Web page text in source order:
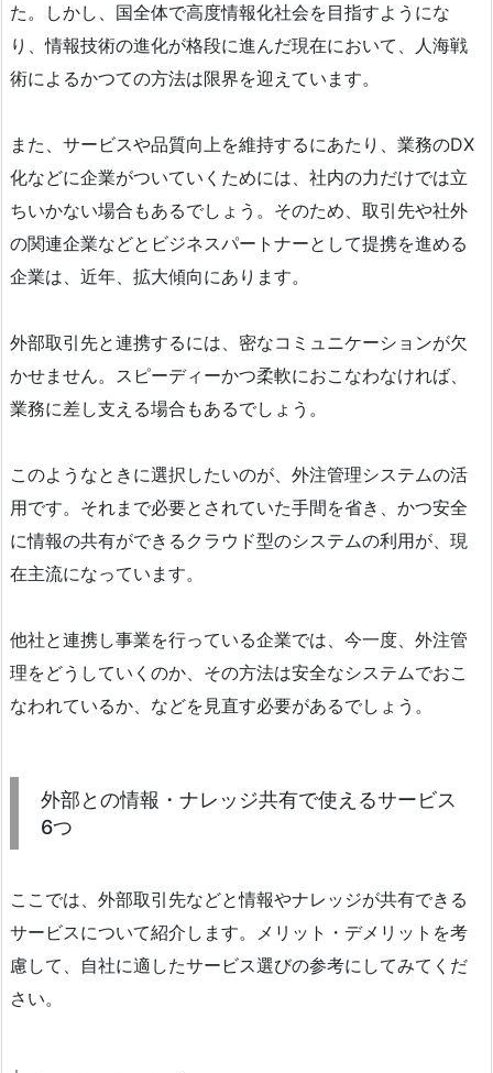
た。しかし、国全体で高度情報化社会を目指すようにな
り、情報技術の進化が格段に進んだ現在において、人海戦
術によるかつての方法は限界を迎えています。
また、サービスや品質向上を維持するにあたり、業務のDX
化などに企業がついていくためには、社内の力だけでは立
ちいかない場合もあるでしょう。そのため、取引先や社外
の関連企業などとビジネスパートナーとして提携を進める
企業は、近年、拡大傾向にあります。
外部取引先と連携するには、密なコミュニケーションが欠
かせません。スピーディーかつ柔軟におこなわなければ、
業務に差し支える場合もあるでしょう。
このようなときに選択したいのが、外注管理システムの活
用です。それまで必要とされていた手間を省き、かつ安全
に情報の共有ができるクラウド型のシステムの利用が、現
在主流になっています。
他社と連携し事業を行っている企業では、今一度、外注管
理をどうしていくのか、その方法は安全なシステムでおこ
なわれているか、などを見直す必要があるでしょう。
外部との情報・ナレッジ共有で使えるサービス
6つ
ここでは、外部取引先などと情報やナレッジが共有できる
サービスについて紹介します。メリット・デメリットを考
慮して、自社に適したサービス選びの参考にしてみてくだ
さい。